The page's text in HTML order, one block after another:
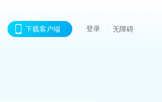
下载客户端 登录 无障碍